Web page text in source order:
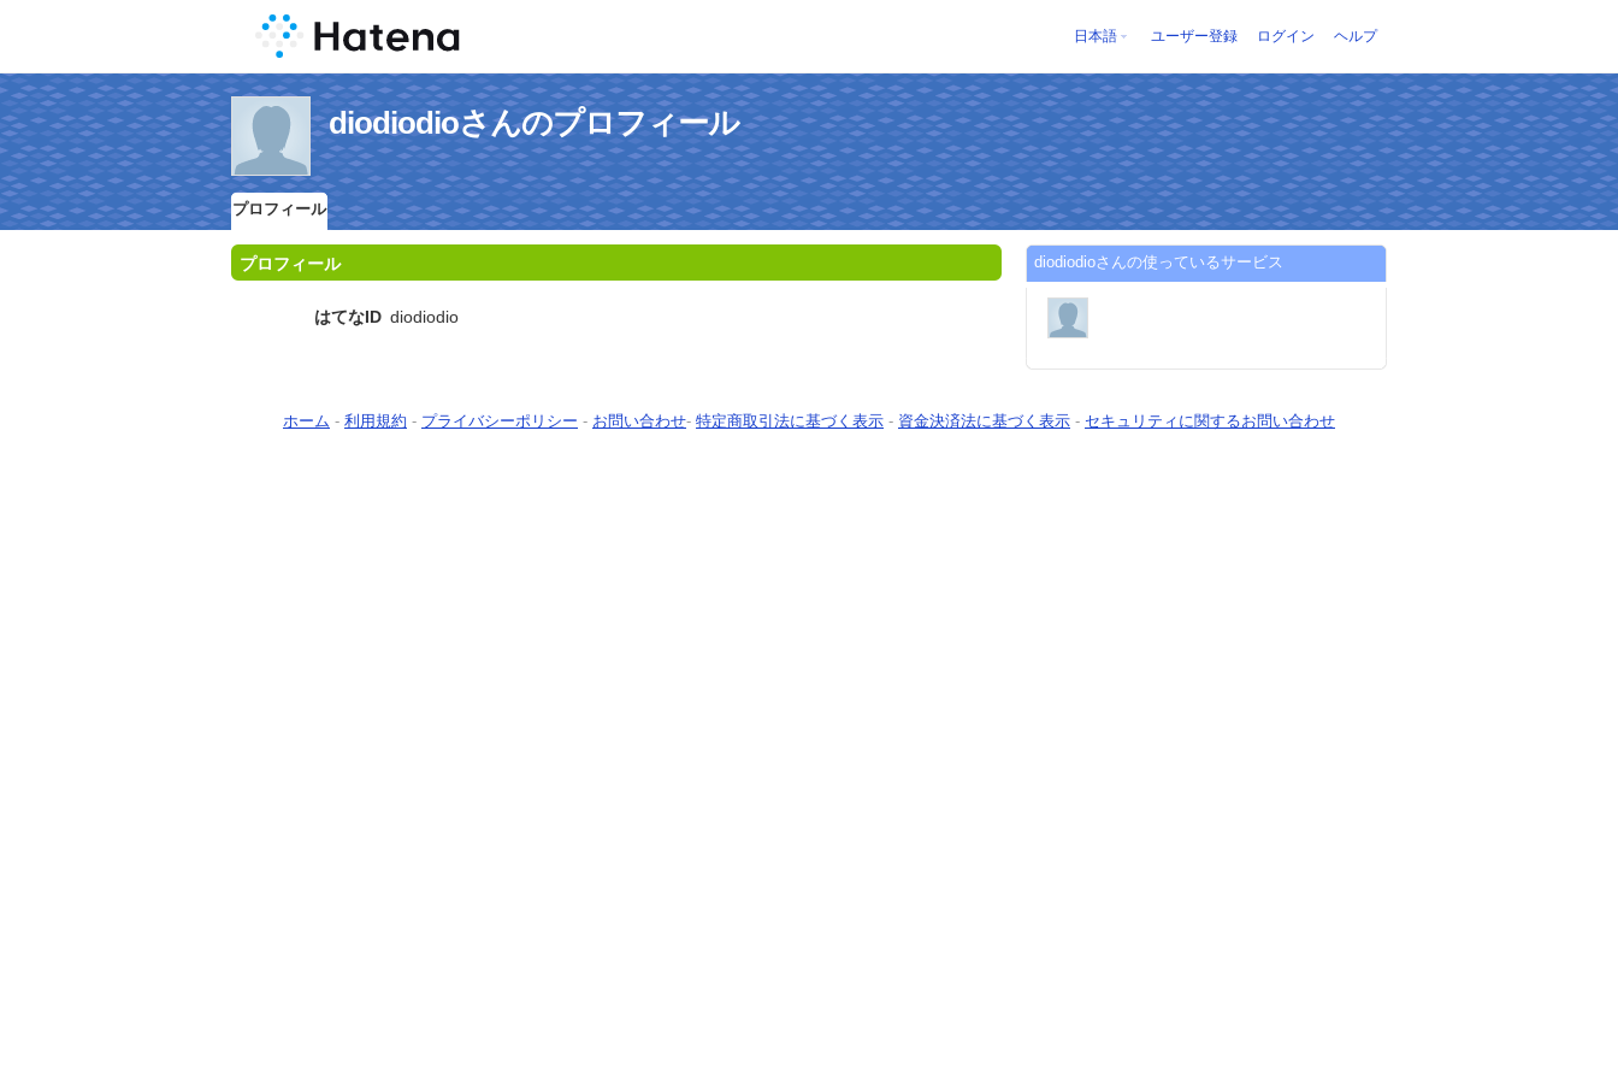
日本語 ユーザー登録 ログイン ヘルプ
diodiodioさんのプロフィール
プロフィール
プロフィール
はてなID diodiodio
diodiodioさんの使っているサービス
ホーム - 利用規約 - プライバシーポリシー - お問い合わせ- 特定商取引法に基づく表示 - 資金決済法に基づく表示 - セキュリティに関するお問い合わせ